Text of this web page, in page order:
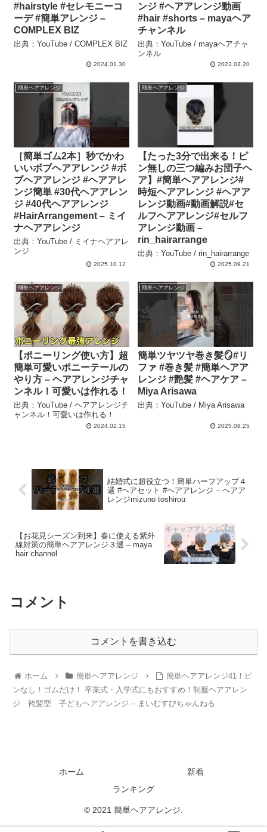
#hairstyle #セレモニーコ
ーデ #簡単アレンジ –
COMPLEX BIZ
出典：YouTube / COMPLEX BIZ
2024.01.30
ンジ #ヘアアレンジ動画
#hair #shorts – mayaヘア
チャンネル
出典：YouTube / mayaヘアチャ
ンネル
2023.03.20
簡単ヘアアレンジ
［簡単ゴム2本］秒でかわ
いいボブヘアアレンジ #ボ
ブヘアアレンジ #ヘアアレ
ンジ簡単 #30代ヘアアレン
ジ #40代ヘアアレンジ
#HairArrangement – ミイ
ナヘアアレンジ
出典：YouTube / ミイナヘアアレ
ンジ
2025.10.12
簡単ヘアアレンジ
【たった3分で出来る！ピ
ン無しの三つ編みお団子ヘ
ア】#簡単ヘアアレンジ#
時短ヘアアレンジ #ヘアア
レンジ動画#動画解説#セ
ルフヘアアレンジ#セルフ
アレンジ動画 –
rin_hairarrange
出典：YouTube / rin_hairarrange
2025.09.21
簡単ヘアアレンジ
【ポニーリング使い方】超
簡単可愛いポニーテールの
やり方 – ヘアアレンジチャ
ンネル！可愛いは作れる！
出典：YouTube / ヘアアレンジチ
ャンネル！可愛いは作れる！
2024.02.15
簡単ヘアアレンジ
簡単ツヤツヤ巻き髪🪞#リ
ファ #巻き髪 #簡単ヘアア
レンジ #艶髪 #ヘアケア –
Miya Arisawa
出典：YouTube / Miya Arisawa
2025.08.25
結婚式に超役立つ！簡単ハーフアップ４
選 #ヘアセット #ヘアアレンジ – ヘアア
レンジmizuno toshirou
【お花見シーズン到来】春に使える紫外
線対策の簡単ヘアアレンジ３選 – maya
hair channel
コメント
コメントを書き込む
ホーム 簡単ヘアアレンジ
簡単ヘアアレンジ41！ピ
ンなし！ゴムだけ！ 卒業式・入学式にもおすすめ！制服ヘアアレン
ジ 袴髪型 子どもヘアアレンジ – まいむすびちゃんねる
ホーム
新着
ランキング
© 2021 簡単ヘアアレンジ.